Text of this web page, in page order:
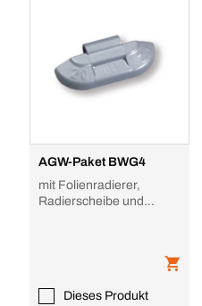
AGW-Paket BWG4
mit Folienradierer,
Radierscheibe und
Dieses Produkt